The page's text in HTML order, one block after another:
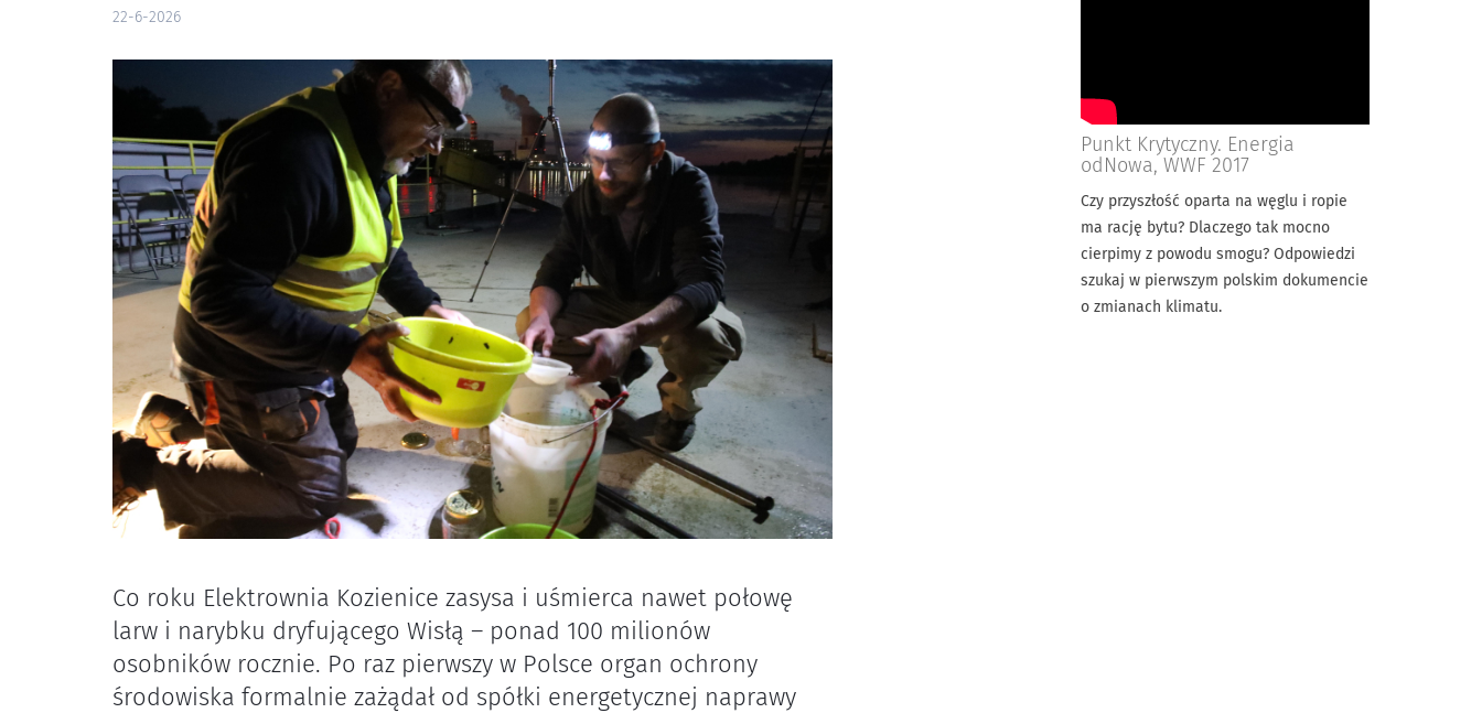
22-6-2026
Co roku Elektrownia Kozienice zasysa i uśmierca nawet połowę
larw i narybku dryfującego Wisłą – ponad 100 milionów
osobników rocznie. Po raz pierwszy w Polsce organ ochrony
środowiska formalnie zażądał od spółki energetycznej naprawy
Punkt Krytyczny. Energia
odNowa, WWF 2017
Czy przyszłość oparta na węglu i ropie
ma rację bytu? Dlaczego tak mocno
cierpimy z powodu smogu? Odpowiedzi
szukaj w pierwszym polskim dokumencie
o zmianach klimatu.